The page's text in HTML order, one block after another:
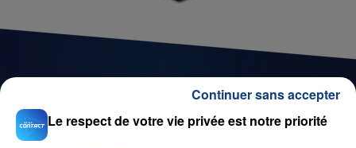
D'AUTRES JEUX
Le respect de votre vie privée est notre priorité
Continuer sans accepter